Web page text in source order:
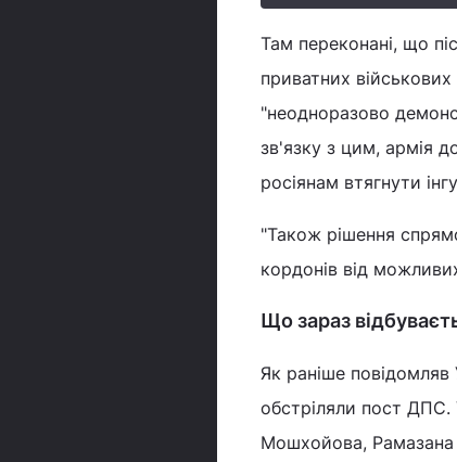
Там переконані, що
приватних
"неодноразово
зв'язку з цим, армія
росіянам втягнути
"Також рішення
кордонів від
Що зараз
Як раніше повідомляв
обстріляли пост ДПС.
Мошхойова, Рамазана